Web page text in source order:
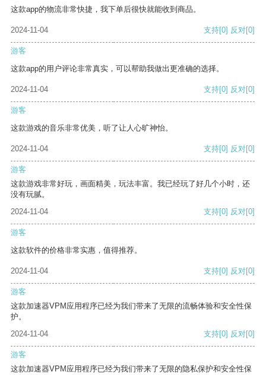
这款app的物流非常快捷，我下单后很快就能收到商品。
2024-11-04 支持[0] 反对[0]
游客
这款app的用户评论非常真实，可以帮助我做出更准确的选择。
2024-11-04 支持[0] 反对[0]
游客
这款游戏的音乐非常优美，听了让人心旷神怡。
2024-11-04 支持[0] 反对[0]
游客
这款游戏非常好玩，画面精美，玩法丰富。我已经玩了好几个小时，还
没有玩腻。
2024-11-04
支持[0] 反对[0]
游客
这款软件的价格非常实惠，值得推荐。
2024-11-04 支持[0] 反对[0]
游客
这款加速器VPM应用程序已经为我们带来了无限的流畅体验和安全性保
护。
2024-11-04
支持[0] 反对[0]
游客
这款加速器VPM应用程序已经为我们带来了无限的隐私保护和安全性保